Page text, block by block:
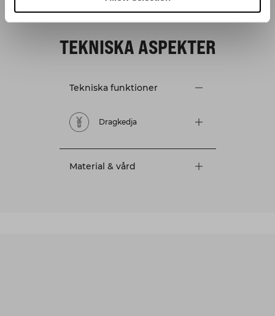
TEKNISKA ASPEKTER
Tekniska funktioner
Dragkedja
Material & vård